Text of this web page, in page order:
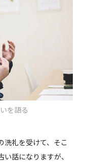
を語る
洗礼を受けて、そこ
話になりますが、